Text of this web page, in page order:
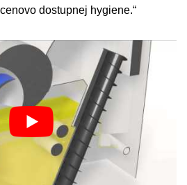
dostupnej hygiene.“